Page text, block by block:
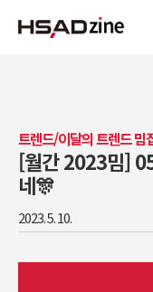
트렌드/이달의 트렌드 밈
[월간 2023밈]
네🎊
2023. 5. 10.